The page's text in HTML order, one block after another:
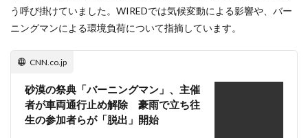
う呼び掛けていました。WIREDでは気候変動による影響や、バー
ニングマンによる環境負荷について指摘しています。
CNN.co.jp
砂漠の祭典「バーニングマン」、主催
者が車両通行止め解除 豪雨で立ち往
生の参加者らが「脱出」開始